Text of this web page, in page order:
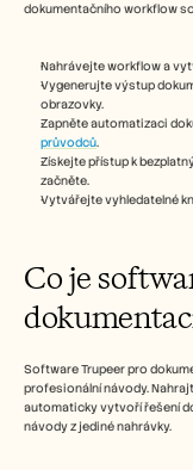
dokumentačního workflow
Nahrávejte workflow a
Vygenerujte výstup
obrazovky.
Zapněte automatizaci
průvodců.
Získejte přístup k
začněte.
Vytvářejte vyhledatelné
Co je
Software Trupeer pro
profesionální návody.
automaticky vytvoří řešení
návody z jediné nahrávky.
Customer Stories
Help Center
Pricing
Careers